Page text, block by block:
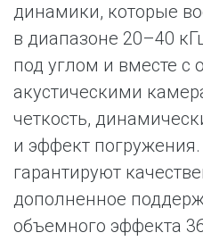
динамики, которые
в диапазоне 20–40
под углом и вместе
акустическими
четкость,
и эффект
гарантируют
дополненное
объемного эффекта